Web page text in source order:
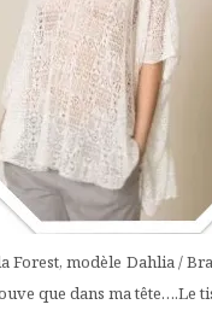
Forest, modèle Dahlia /
que dans ma tête….Le